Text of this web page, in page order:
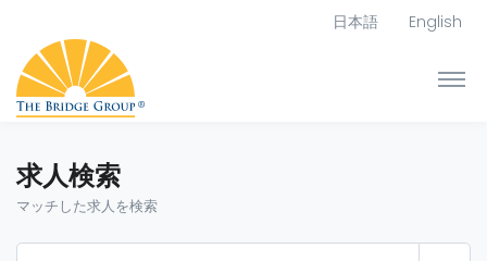
日本語 English
求人検索
マッチした求人を検索